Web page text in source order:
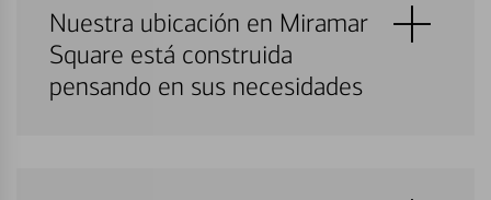
Nuestra ubicación en Miramar
Square está construida
pensando en sus necesidades